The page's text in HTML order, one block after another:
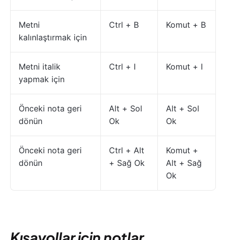
Metni
kalınlaştırmak için
Ctrl + B Komut + B
Metni italik
yapmak için
Ctrl + I Komut + I
Önceki nota geri
dönün
Alt + Sol
Ok
Alt + Sol
Ok
Önceki nota geri
dönün
Ctrl + Alt
+ Sağ Ok
Komut +
Alt + Sağ
Ok